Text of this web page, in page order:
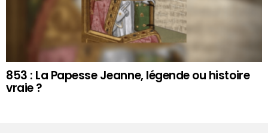
853 : La Papesse Jeanne, légende ou histoire
vraie ?